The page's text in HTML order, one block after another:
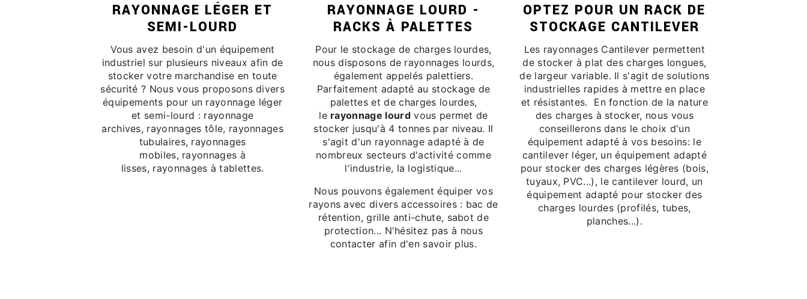
RAYONNAGE LÉGER ET
SEMI-LOURD
Vous avez besoin d'un équipement
industriel sur plusieurs niveaux afin de
stocker votre marchandise en toute
sécurité ? Nous vous proposons divers
équipements pour un rayonnage léger
et semi-lourd : rayonnage
archives, rayonnages tôle, rayonnages
tubulaires, rayonnages
mobiles, rayonnages à
lisses, rayonnages à tablettes.
RAYONNAGE LOURD -
RACKS À PALETTES
Pour le stockage de charges lourdes,
nous disposons de rayonnages lourds,
également appelés palettiers.
Parfaitement adapté au stockage de
palettes et de charges lourdes,
le rayonnage lourdvous permet de
stocker jusqu'à 4 tonnes par niveau. Il
s'agit d'un rayonnage adapté à de
nombreux secteurs d'activité comme
l'industrie, la logistique...
Nous pouvons également équiper vos
rayons avec divers accessoires : bac de
rétention, grille anti-chute, sabot de
protection... N'hésitez pas à nous
contacter afin d'en savoir plus.
OPTEZ POUR UN RACK DE
STOCKAGE CANTILEVER
Les rayonnages Cantilever permettent
de stocker à plat des charges longues,
de largeur variable. Il s'agit de solutions
industrielles rapides à mettre en place
et résistantes. En fonction de la nature
des charges à stocker, nous vous
conseillerons dans le choix d'un
équipement adapté à vos besoins: le
cantilever léger, un équipement adapté
pour stocker des charges légères (bois,
tuyaux, PVC...), le cantilever lourd, un
équipement adapté pour stocker des
charges lourdes (profilés, tubes,
planches...).